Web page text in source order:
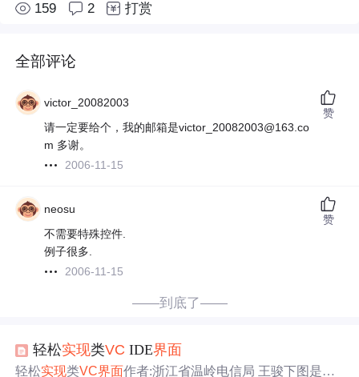
159 2 打赏
全部评论
victor_20082003
请一定要给个，我的邮箱是victor_20082003@163.co
m 多谢。
2006-11-15
赞
neosu
不需要特殊控件.
例子很多.
2006-11-15
赞
——到底了——
轻松实现类VC IDE界面
轻松实现类VC界面作者:浙江省温岭电信局 王骏下图是一